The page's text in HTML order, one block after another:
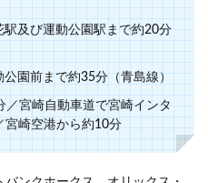
及び運動公園駅まで約20分
園前まで約35分（青島線）
宮崎自動車道で宮崎インタ
宮崎空港から約10分